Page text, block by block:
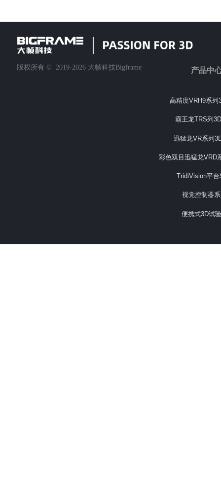
版权所有 ©  2019-2026 大帧科技Bigframe 产品中
高精度VRH9系列
霸王龙TRS列
迅猛龙VR系列
彩色双目迅猛龙VRD
TridiVision平台
视觉控制器
便携式3D试